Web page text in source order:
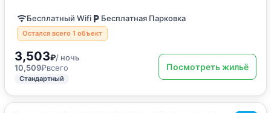
Бесплатный Wifi Бесплатная Парковка
Остался всего 1 объект
3,503₽/ ночь
10,509₽всего
Стандартный
Посмотреть жильё